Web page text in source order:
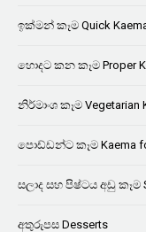
ඉක්මන් කෑම Quick
හොදට කන කෑම Proper
නිර්මාංශ කෑම Vegetarian
පොඩ්ඩන්ට කෑම Kaema
සලාද සහ පිෂ්ටය අඩු කෑම
අතුරුපස Desserts